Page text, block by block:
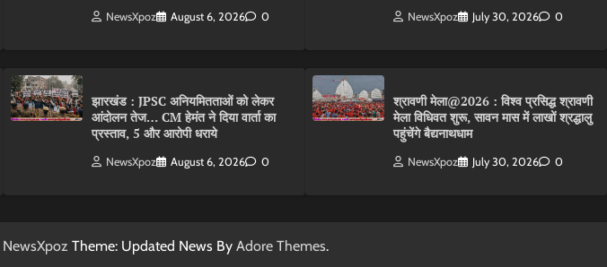
NewsXpoz August 6, 2026 0
झारखंड : JPSC अनियमितताओं को लेकर
आंदोलन तेज… CM हेमंत ने दिया वार्ता का
प्रस्ताव, 5 और आरोपी धराये
NewsXpoz August 6, 2026 0
NewsXpoz July 30, 2026 0
श्रावणी मेला@2026 : विश्व प्रसिद्ध श्रावणी
मेला विधिवत शुरू, सावन मास में लाखों श्रद्धालु
पहुंचेंगे बैद्यनाथधाम
NewsXpoz July 30, 2026 0
NewsXpoz Theme: Updated News By Adore Themes.